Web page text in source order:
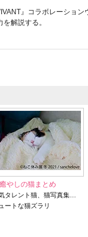
』コラボレーショ
解説する。
癒やしの猫まとめ
タレント猫、猫写真集…
ートな猫ズラリ